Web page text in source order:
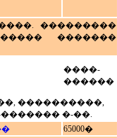
���������
�������
����-
������
����������,
�-��.
65000�